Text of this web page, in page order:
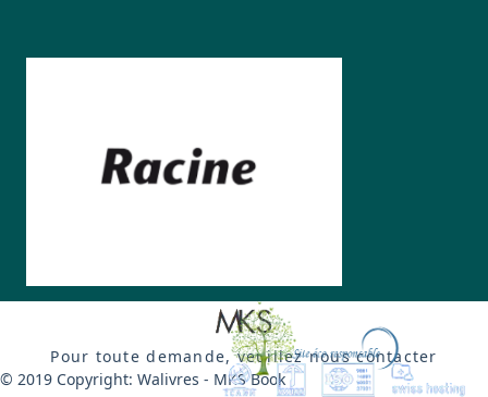
Racine
Pour toute demande, veuillez nous contacter
© 2019 Copyright: Walivres - MKS Book